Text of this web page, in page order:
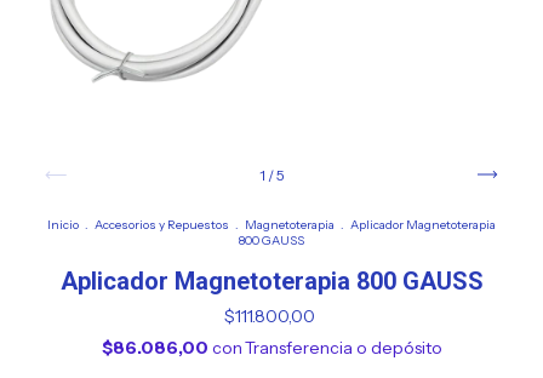
1 /5
Inicio . Accesorios y Repuestos . Magnetoterapia . Aplicador Magnetoterapia
800 GAUSS
Aplicador Magnetoterapia 800 GAUSS
$111.800,00
$86.086,00 conTransferencia o depósito